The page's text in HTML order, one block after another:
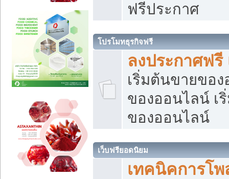
ฟรีประกาศ
โปรโมทธุรกิจฟรี
ลงประกาศฟรี
เริ่มต้นขายขอ
ของออนไลน์ เ
ของออนไลน์
เว็บฟรียอดนิยม
เทคนิคการโ